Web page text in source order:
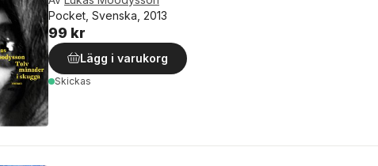
Pocket, Svenska, 2013
99 kr
Lägg i varukorg
Skickas